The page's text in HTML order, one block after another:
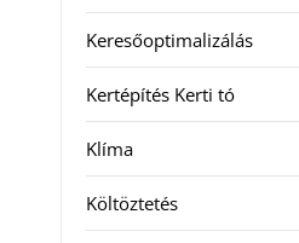
Keresőoptimalizálás
Kertépítés Kerti tó
Klíma
Költöztetés